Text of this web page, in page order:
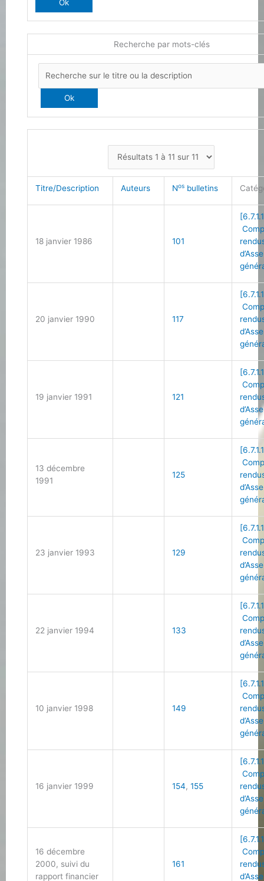
Recherche par mots-clés
Titre/Description Auteurs Nos bulletins
18 janvier 1986 101
20 janvier 1990 117
19 janvier 1991 121
13 décembre
1991
125
23 janvier 1993 129
22 janvier 1994 133
10 janvier 1998 149
16 janvier 1999 154,155
16 décembre
2000, suivi du
rapport financier
161